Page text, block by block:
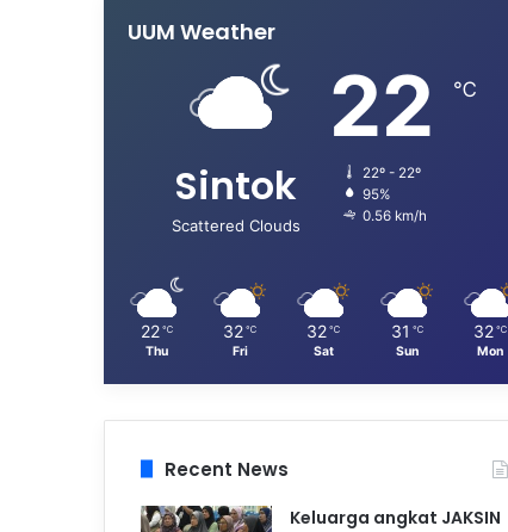
UUM Weather
Sintok
Scattered Clouds
22 ℃
22º - 22º
95%
0.56 km/h
22 ℃
Thu
32 ℃
Fri
32 ℃
Sat
31 ℃
Sun
32 ℃
Mon
Recent News
Keluarga angkat JAKSIN